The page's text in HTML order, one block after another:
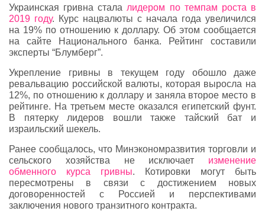
Украинская гривна стала лидером по темпам роста в
2019 году. Курс нацвалюты с начала года увеличился
на 19% по отношению к доллару. Об этом сообщается
на сайте Национального банка. Рейтинг составили
эксперты “Блумберг”.
Укрепление гривны в текущем году обошло даже
ревальвацию российской валюты, которая выросла на
12%, по отношению к доллару и заняла второе место в
рейтинге. На третьем месте оказался египетский фунт.
В пятерку лидеров вошли также тайский бат и
израильский шекель.
Ранее сообщалось, что Минэкономразвития торговли и
сельского хозяйства не исключает изменение
обменного курса гривны. Котировки могут быть
пересмотрены в связи с достижением новых
договоренностей с Россией и перспективами
заключения нового транзитного контракта.